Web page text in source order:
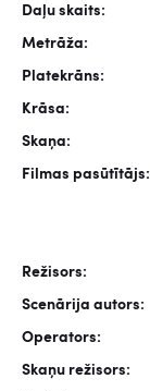
Daļu skaits:
Metrāža:
Platekrāns:
Krāsa:
Skaņa:
Filmas pasūtītājs:
Režisors:
Scenārija autors:
Operators:
Skaņu režisors: